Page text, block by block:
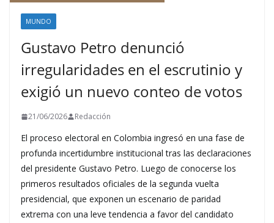
MUNDO
Gustavo Petro denunció
irregularidades en el escrutinio y
exigió un nuevo conteo de votos
21/06/2026 Redacción
El proceso electoral en Colombia ingresó en una fase de
profunda incertidumbre institucional tras las declaraciones
del presidente Gustavo Petro. Luego de conocerse los
primeros resultados oficiales de la segunda vuelta
presidencial, que exponen un escenario de paridad
extrema con una leve tendencia a favor del candidato